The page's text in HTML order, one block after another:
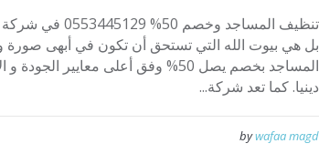
تنظيف
بل هي بيوت الله التي تستحق أن تكون في أبهى
المساجد بخصم يصل 50% وفق أعلى
دينيا. كما تعد شركة...
bywafaa magd